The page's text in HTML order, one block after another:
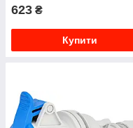
623 ₴
Купити